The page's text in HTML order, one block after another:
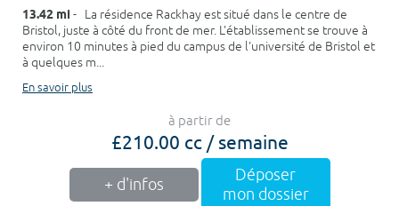
13.42 mi - La résidence Rackhay est situé dans le centre de
Bristol, juste à côté du front de mer. L'établissement se trouve à
environ 10 minutes à pied du campus de l'université de Bristol et
à quelques m...
En savoir plus
à partir de
£210.00 cc / semaine
+ d'infos
Déposer
mon dossier